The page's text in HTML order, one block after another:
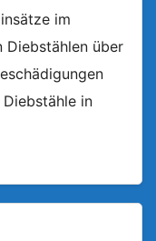
im
Diebstählen über
in